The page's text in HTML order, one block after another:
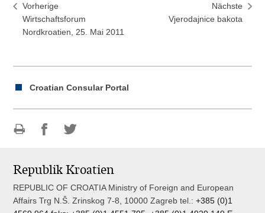
Vorherige
Wirtschaftsforum
Nordkroatien, 25. Mai 2011
Nächste
Vjerodajnice bakota
Croatian Consular Portal
Seite
teilen
teilen
Republik Kroatien
REPUBLIC OF CROATIA Ministry of Foreign and European
Affairs Trg N.Š. Zrinskog 7-8, 10000 Zagreb tel.:+385 (0)1